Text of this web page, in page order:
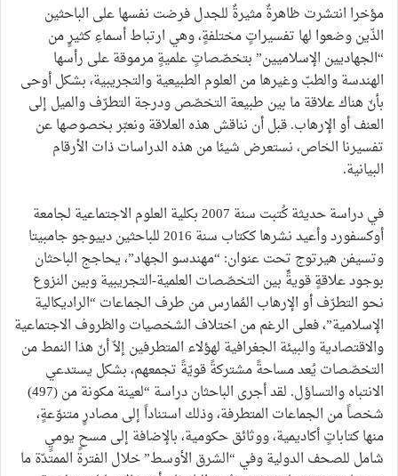
مؤخرا انتشرت ظاهرةٌ مثيرةٌ للجدل فرضت نفسها على الباحثين
الذّين وضعوا لها تفسيراتٍ مختلفةٍ، وهي ارتباط أسماءِ كثيرٍ من
“الجهاديين الإسلاميين” بتخصّصاتٍ علميةٍ مرموقة على رأسها
الهندسة والطبّ وغيرها من العلوم الطبيعية والتجريبية، بشكل أوحى
بأنّ هناك علاقة ما بين طبيعة التخصّص ودرجة التطرّف والميل إلى
العنف أو الإرهاب. قبل أن نناقش هذه العلاقة ونعبّر بخصوصها عن
تفسيرنا الخاص، نستعرض شيئا من هذه الدراسات ذات الأرقام
البيانية.
في دراسة حديثة كُتبت سنة 2007 بكلية العلوم الاجتماعية لجامعة
أوكسفورد وأعيد نشرها ككتاب سنة 2016 للباحثين دييوجو جامبيتا
وتسيفن هيرتوج تحت عنوان: “مهندسو الجهاد”، يحاجج الباحثان
بوجود علاقةٍ قويةٍّ بين التخصّصات العلمية-التجريبية وبين النزوع
نحو التطرّف أو الإرهاب المُمارس من طرف الجماعات “الراديكالية
الإسلامية”، فعلى الرغم من اختلاف الشخصيات والظروف الاجتماعية
والاقتصادية والبيئة الجغرافية لهؤلاء المتطرفين إلاّ أنّ هذا النمط من
التخصّصات يُعد مساحةً مشتركةً قويّةً تجمعهم، بشكل يستدعي
الانتباه والتساؤل. لقد أجرى الباحثان دراسة “لعينة مكونة من (497)
شخصاً من الجماعات المتطرفة، وذلك استناداً إلى مصادرٍ متنوّعةٍ،
منها كتاباتٍ أكاديمية، ووثائق حكومية، بالإضافة إلى مسحٍ يوميٍ
شامل للصحف الدولية وفي “الشرق الأوسط” خلال الفترة الممتدّة ما